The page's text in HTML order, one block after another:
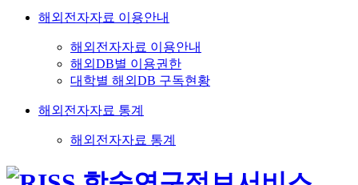
해외전자자료 이용안내
해외전자자료 이용안내
해외DB별 이용권한
대학별 해외DB 구독현황
해외전자자료 통계
해외전자자료 통계